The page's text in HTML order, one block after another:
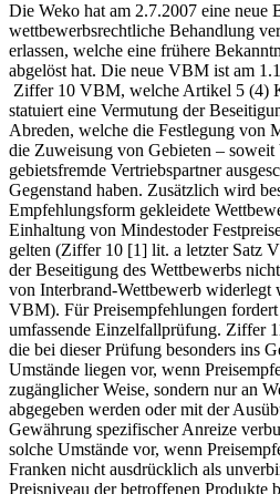
Die Weko hat am 2.7.2007 eine neue
wettbewerbsrechtliche Behandlung
erlassen, welche eine frühere
abgelöst hat. Die neue VBM ist am
Ziffer 10 VBM, welche Artikel 5 (4)
statuiert eine Vermutung der
Abreden, welche die Festlegung von
die Zuweisung von Gebieten – soweit
gebietsfremde Vertriebspartner
Gegenstand haben. Zusätzlich wird
Empfehlungsform gekleidete
Einhaltung von Mindestoder
gelten (Ziffer 10 [1] lit. a letzter Satz
der Beseitigung des Wettbewerbs
von Interbrand-Wettbewerb
VBM). Für Preisempfehlungen
umfassende Einzelfallprüfung. Ziffer
die bei dieser Prüfung besonders ins
Umstände liegen vor, wenn
zugänglicher Weise, sondern nur an
abgegeben werden oder mit der
Gewährung spezifischer Anreize
solche Umstände vor, wenn
Franken nicht ausdrücklich als
Preisniveau der betroffenen Produkte